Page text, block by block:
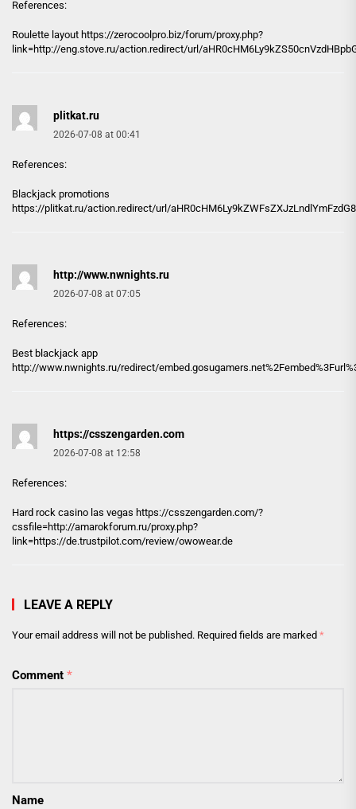
References:
Roulette layout https://zerocoolpro.biz/forum/proxy.php?
link=http://eng.stove.ru/action.redirect/url/
plitkat.ru
2026-07-08 at 00:41
References:
Blackjack promotions
https://plitkat.ru/action.redirect/url/
http://www.nwnights.ru
2026-07-08 at 07:05
References:
Best blackjack app
http://www.nwnights.ru/redirect/
https://csszengarden.com
2026-07-08 at 12:58
References:
Hard rock casino las vegas https://csszengarden.com/?
cssfile=http://amarokforum.ru/proxy.php?
link=https://de.trustpilot.com/review/owowear.de
LEAVE A REPLY
Your email address will not be published. Required fields are marked *
Comment *
Name